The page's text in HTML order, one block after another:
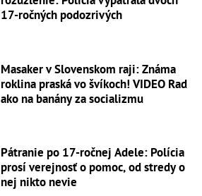
17-ročných podozrivých
Masaker v Slovenskom raji: Známa
roklina praská vo švíkoch! VIDEO Rad
ako na banány za socializmu
Pátranie po 17-ročnej Adele: Polícia
prosí verejnosť o pomoc, od stredy o
nej nikto nevie